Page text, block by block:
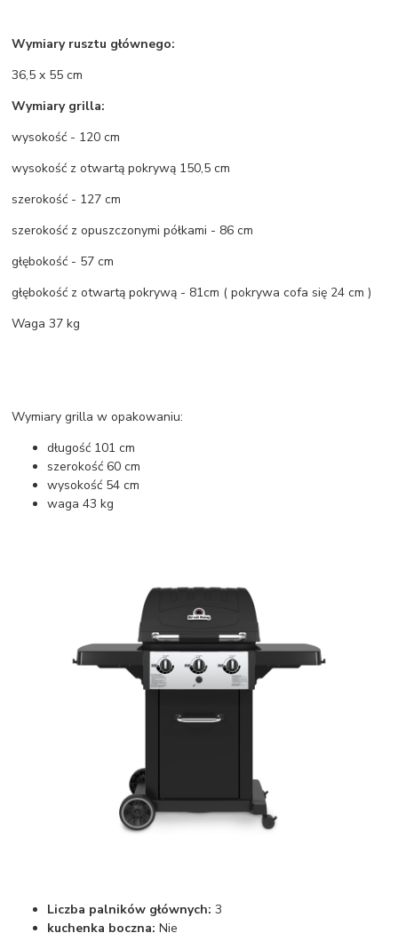
Wymiary rusztu głównego:
36,5 x 55 cm
Wymiary grilla:
wysokość - 120 cm
wysokość z otwartą pokrywą 150,5 cm
szerokość - 127 cm
szerokość z opuszczonymi półkami - 86 cm
głębokość - 57 cm
głębokość z otwartą pokrywą - 81cm ( pokrywa cofa się 24 cm )
Waga 37 kg
Wymiary grilla w opakowaniu:
długość 101 cm
szerokość 60 cm
wysokość 54 cm
waga 43 kg
Liczba palników głównych: 3
kuchenka boczna: Nie